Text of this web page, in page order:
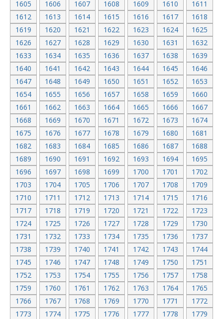
1605
1606 1607 1608 1609 1610
1611
1612
1613 1614 1615 1616 1617
1618
1619
1620 1621 1622 1623 1624
1625
1626
1627 1628 1629 1630 1631
1632
1633
1634 1635 1636 1637 1638
1639
1640
1641 1642 1643 1644 1645
1646
1647
1648 1649 1650 1651 1652
1653
1654
1655 1656 1657 1658 1659
1660
1661
1662 1663 1664 1665 1666
1667
1668
1669 1670 1671 1672 1673
1674
1675
1676 1677 1678 1679 1680
1681
1682
1683 1684 1685 1686 1687
1688
1689
1690 1691 1692 1693 1694
1695
1696
1697 1698 1699 1700 1701
1702
1703
1704 1705 1706 1707 1708
1709
1710
1711 1712 1713 1714 1715
1716
1717
1718 1719 1720 1721 1722
1723
1724
1725 1726 1727 1728 1729
1730
1731
1732 1733 1734 1735 1736
1737
1738
1739 1740 1741 1742 1743
1744
1745
1746 1747 1748 1749 1750
1751
1752
1753 1754 1755 1756 1757
1758
1759
1760 1761 1762 1763 1764
1765
1766
1767 1768 1769 1770 1771
1772
1773
1774 1775 1776 1777 1778
1779